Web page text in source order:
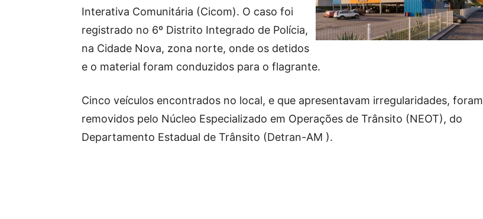
Interativa Comunitária (Cicom). O caso foi
registrado no 6º Distrito Integrado de Polícia,
na Cidade Nova, zona norte, onde os detidos
e o material foram conduzidos para o flagrante.
Cinco veículos encontrados no local, e que apresentavam irregularidades, foram
removidos pelo Núcleo Especializado em Operações de Trânsito (NEOT), do
Departamento Estadual de Trânsito (Detran-AM ).